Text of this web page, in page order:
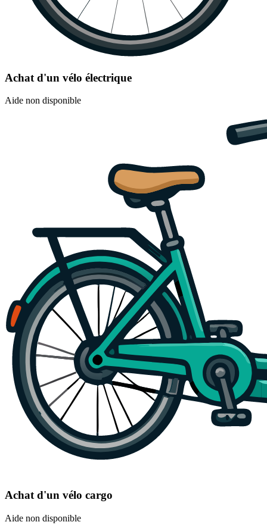
Achat d'un vélo électrique
Aide non disponible
Achat d'un vélo cargo
Aide non disponible